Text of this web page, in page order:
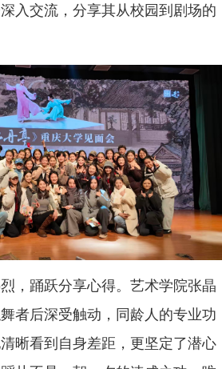
入交流，分享其从校园到剧场的
，踊跃分享心得。艺术学院张晶
者后深受触动，同龄人的专业功
晰看到自身差距，更坚定了潜心